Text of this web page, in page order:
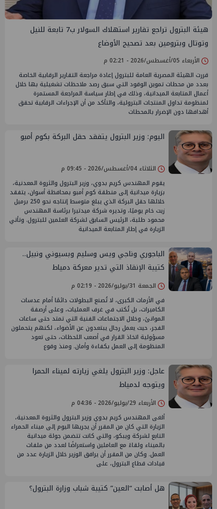
هيئة البترول تراجع تقارير استهلاك السولار ب7 تابعة للنيل
وتوتال وبترومين بعد تصحيح الأوضاع
الأربعاء 05/أغسطس/2026 - 02:21 م
قررت الهيئة المصرية العامة للبترول إعادة مراجعة التقارير الرقابية الخاصة
بعدد من محطات تموين الوقود التي سبق رصد ملاحظات تشغيلية بها خلال
أعمال المتابعة الميدانية، وذلك في إطار سياسة المراجعة المستمرة
لمنظومة تداول المنتجات البترولية، والتأكد من أن الإجراءات الرقابية تحقق
أهدافها دون الإضرار بالمحطات
اليوم: وزير البترول يتفقد حقل البركة بكوم أمبو
الثلاثاء 04/أغسطس/2026 - 09:45 م
يقوم المهندس كريم بدوي، وزير البترول والثروة المعدنية،
بزيارة ميدانية إلى منطقة كوم أمبو بمحافظة أسوان، يتفقد
خلالها حقل البركة الذي يبلغ متوسط إنتاجه نحو 250 برميل
زيت خام يوميًا، وتديره شركة ميدتيرا برئاسة المهندس
محمود طلبة، الرئيس السابق لشركة العلمين للبترول. وتأتي
الزيارة في إطار المتابعة الميدانية
الباجوري وناجي ويس وسليم وبسيوني ونبيل..
كتيبة الإنقاذ التي تدير معركة دمياط
الجمعة 31/يوليو/2026 - 02:19 م
في الأزمات الكبرى، لا تُصنع البطولات دائمًا أمام عدسات
الكاميرات، بل تُكتب في غرف العمليات، وعلى أرصفة
الموانئ، وخلال الاجتماعات الفنية التي تمتد حتى ساعات
الفجر، حيث يعمل رجال يبتعدون عن الأضواء، لكنهم يتحملون
مسؤولية اتخاذ القرار في أصعب اللحظات، حتى تعود
المنظومة إلى العمل بكفاءة وأمان. ومنذ وقوع
عاجل: وزير البترول يلغي زيارته لميناء الحمرا
ويتوجه لدمياط
الأربعاء 29/يوليو/2026 - 04:36 م
ألغى المهندس كريم بدوي وزير البترول والثروة المعدنية،
الزيارة التي كان من المقرر أن يجريها اليوم إلى ميناء الحمراء
التابع لشركة ويبكو، والتي كانت تتضمن جولة ميدانية
بالميناء ولقاءً مع العاملين واستعراضًا لعدد من ملفات
العمل. وكان من المقرر أن يرافق الوزير خلال الزيارة عدد من
قيادات قطاع البترول، على
هل أصابت “العين” كتيبة شباب وزارة البترول؟